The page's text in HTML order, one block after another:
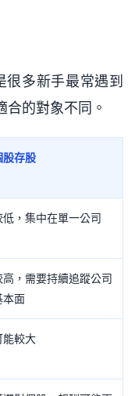
多新手最常遇到
合的對象不同。
股存股
低，集中在單一公司
高，需要持續追蹤公司
本面
能較大